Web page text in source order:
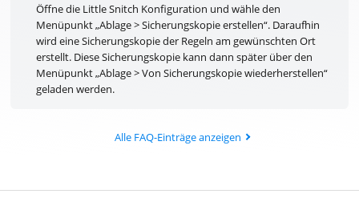
Öffne die Little Snitch Konfiguration und wähle den
Menüpunkt „Ablage > Sicherungskopie erstellen“. Daraufhin
wird eine Sicherungskopie der Regeln am gewünschten Ort
erstellt. Diese Sicherungskopie kann dann später über den
Menüpunkt „Ablage > Von Sicherungskopie wiederherstellen“
geladen werden.
Alle FAQ-Einträge anzeigen